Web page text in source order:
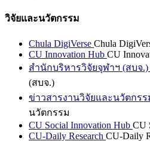
วิจัยและนวัตกรรม
Chula DigiVerse Chula
CU Innovation Hub CU
สำนักบริหารวิจัยจุฬาฯ (สบจ.)
(สบจ.)
ข่าวสารงานวิจัยและนวัตกรร
นวัตกรรม
CU Social Innovation Hub CU
CU-Daily Research CU-Daily